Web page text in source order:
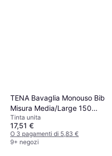
TENA Bavaglia Monouso Bib
Misura Media/Large 150
Pezzi
Tinta unita
17,51 €
O 3 pagamenti di 5,83 €
9+ negozi